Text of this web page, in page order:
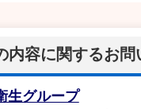
内容に関するお問
生グループ